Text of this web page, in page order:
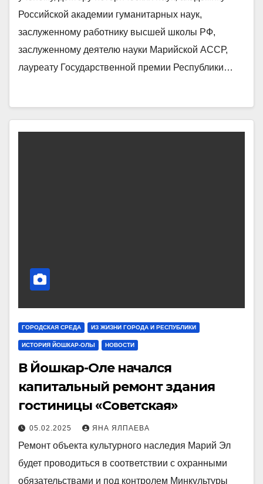
Российской академии гуманитарных наук,
заслуженному работнику высшей школы РФ,
заслуженному деятелю науки Марийской АССР,
лауреату Государственной премии Республики…
ГОРОДСКАЯ СРЕДА ИЗ ЖИЗНИ ГОРОДА И РЕСПУБЛИКИ
ИСТОРИЯ ЙОШКАР-ОЛЫ НОВОСТИ
В Йошкар-Оле начался
капитальный ремонт здания
гостиницы «Советская»
05.02.2025 ЯНА ЯЛПАЕВА
Ремонт объекта культурного наследия Марий Эл
будет проводиться в соответствии с охранными
обязательствами и под контролем Минкультуры